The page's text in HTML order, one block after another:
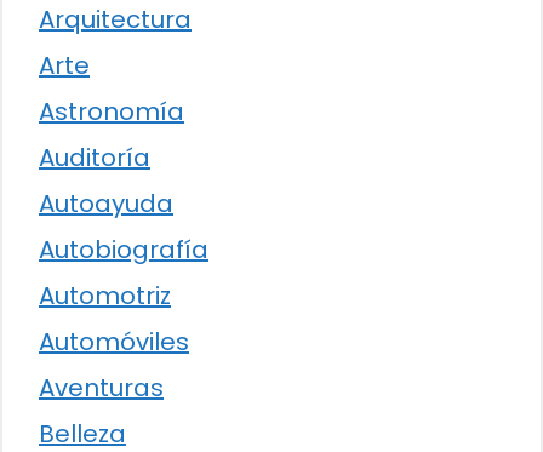
Arquitectura
Arte
Astronomía
Auditoría
Autoayuda
Autobiografía
Automotriz
Automóviles
Aventuras
Belleza